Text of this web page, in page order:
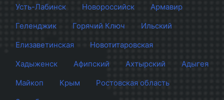
Усть-Лабинск
Новороссийск
Армавир
Геленджик
Горячий Ключ
Ильский
Елизаветинская
Новотитаровская
Хадыженск
Афипский Ахтырский
Адыгея
Майкоп
Крым
Ростовская область